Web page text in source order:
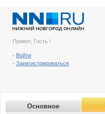
Привет, Гость !
- Войти
- Зарегистрироваться
Основное